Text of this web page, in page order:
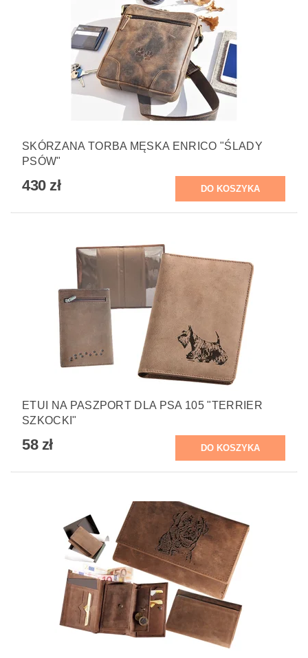
SKÓRZANA TORBA MĘSKA ENRICO "ŚLADY
PSÓW"
430 zł
ETUI NA PASZPORT DLA PSA 105 "TERRIER
SZKOCKI"
58 zł